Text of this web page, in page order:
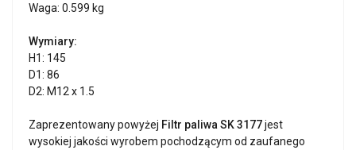
Waga: 0.599 kg
Wymiary:
H1: 145
D1: 86
D2: M12 x 1.5
Zaprezentowany powyżej Filtr paliwa SK 3177jest
wysokiej jakości wyrobem pochodzącym od zaufanego